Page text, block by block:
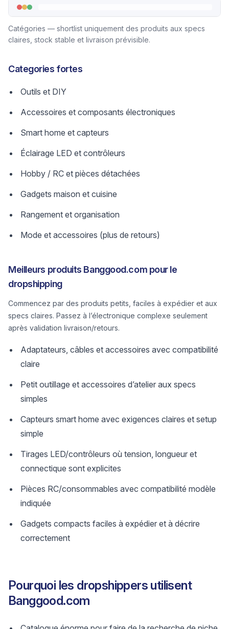
Catégories — shortlist uniquement des produits aux specs
claires, stock stable et livraison prévisible.
Categories fortes
Outils et DIY
Accessoires et composants électroniques
Smart home et capteurs
Éclairage LED et contrôleurs
Hobby / RC et pièces détachées
Gadgets maison et cuisine
Rangement et organisation
Mode et accessoires (plus de retours)
Meilleurs produits Banggood.com pour le
dropshipping
Commencez par des produits petits, faciles à expédier et aux
specs claires. Passez à l’électronique complexe seulement
après validation livraison/retours.
Adaptateurs, câbles et accessoires avec compatibilité
claire
Petit outillage et accessoires d’atelier aux specs
simples
Capteurs smart home avec exigences claires et setup
simple
Tirages LED/contrôleurs où tension, longueur et
connectique sont explicites
Pièces RC/consommables avec compatibilité modèle
indiquée
Gadgets compacts faciles à expédier et à décrire
correctement
Pourquoi les dropshippers utilisent
Banggood.com